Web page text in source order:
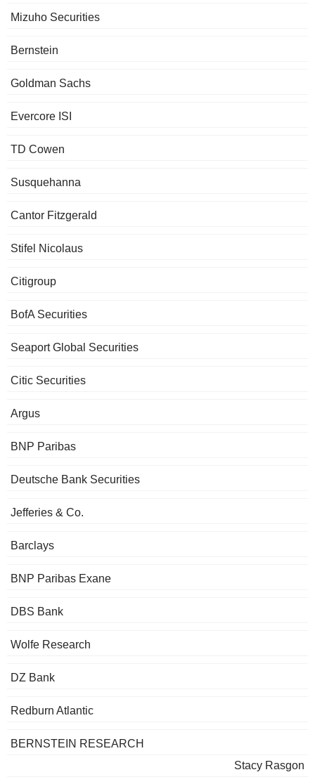
Mizuho Securities
Bernstein
Goldman Sachs
Evercore ISI
TD Cowen
Susquehanna
Cantor Fitzgerald
Stifel Nicolaus
Citigroup
BofA Securities
Seaport Global Securities
Citic Securities
Argus
BNP Paribas
Deutsche Bank Securities
Jefferies & Co.
Barclays
BNP Paribas Exane
DBS Bank
Wolfe Research
DZ Bank
Redburn Atlantic
BERNSTEIN RESEARCH
Stacy Rasgon